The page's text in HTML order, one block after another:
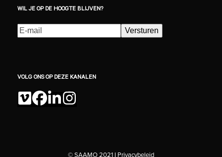
WIL JE OP DE HOOGTE BLIJVEN?
E-
mailadres(Vereist)
Versturen
VOLG ONS OP DEZE KANALEN
Vimeo
Facebook
LinkedIn
Instagram
© SAAMO 2021 I Privacybeleid